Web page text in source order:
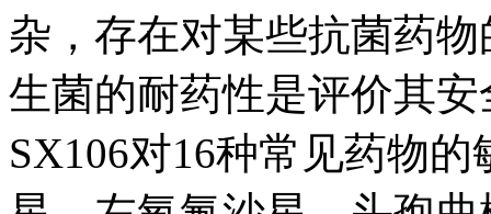
杂，存在对某些抗菌药
生菌的耐药性是评价其
SX106对16种常见药物